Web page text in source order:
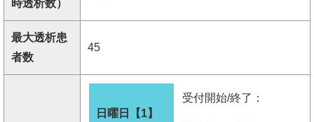
時透析数）
最大透析患
者数
45
日曜日【1】
受付開始/終了：